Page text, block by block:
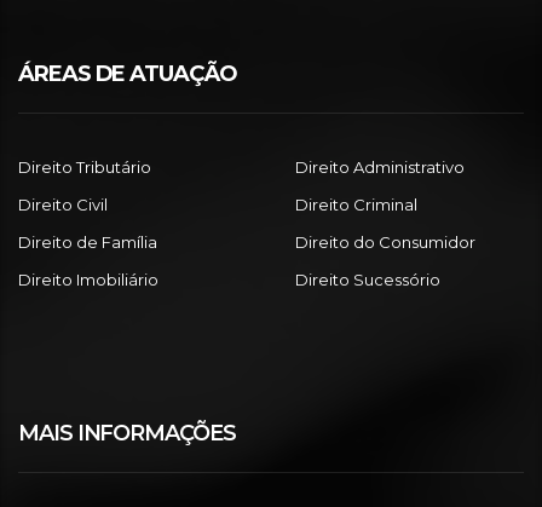
ÁREAS DE ATUAÇÃO
Direito Tributário
Direito Administrativo
Direito Civil
Direito Criminal
Direito de Família
Direito do Consumidor
Direito Imobiliário
Direito Sucessório
MAIS INFORMAÇÕES